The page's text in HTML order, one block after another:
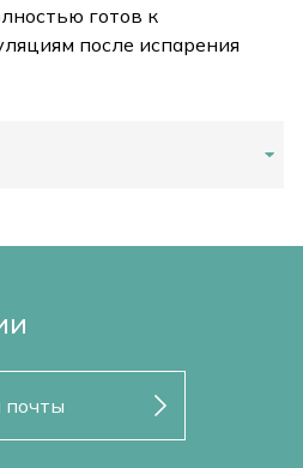
готов к
после испарения